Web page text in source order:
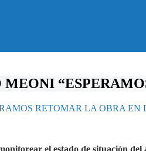
RETOMAR LA OBRA EN
el estado de situación